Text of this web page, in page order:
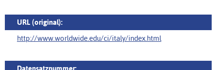
URL (original):
http://www.worldwide.edu/ci/italy/index.html
Datensatznummer: